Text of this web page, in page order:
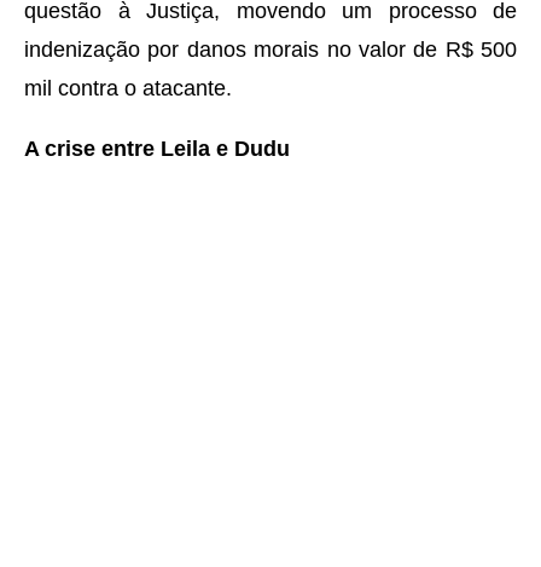
questão à Justiça, movendo um processo de
indenização por danos morais no valor de R$ 500
mil contra o atacante.
A crise entre Leila e Dudu